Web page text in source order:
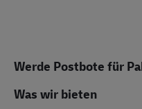
Werde Postbote für
Was wir bieten